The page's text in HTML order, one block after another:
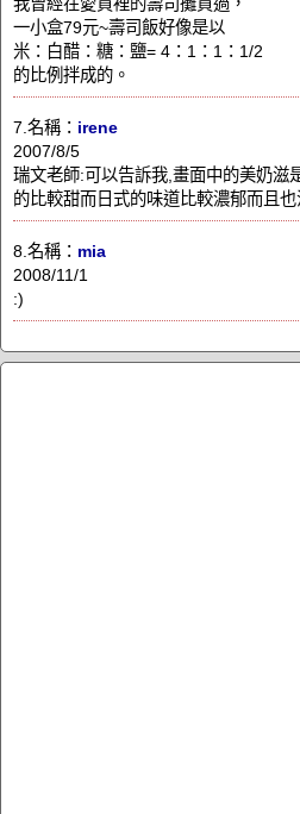
我曾經在愛買裡的壽司攤買過，
一小盒79元~壽司飯好像是以
米：白醋：糖：鹽= 4：1：1：1/2
的比例拌成的。
7.名稱： irene
2007/8/5
瑞文老師:可以告訴我,畫面中的美奶滋
的比較甜而日式的味道比較濃郁而且
8.名稱： mia
2008/11/1
:)